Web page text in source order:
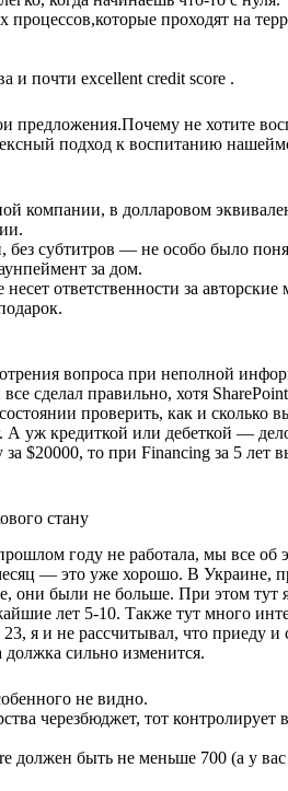
процессов,которые проходят на
и почти excellent credit score .
не хотите
подход к воспитанию
компании, в долларовом
субтитров — не особо было
за дом.
ответственности за авторские
вопроса при неполной
сделал правильно, хотя
проверить, как и сколько
А уж кредиткой или дебеткой —
$20000, то при Financing за 5 лет
стану
году не работала, мы все об
— это уже хорошо. В Украине,
были не больше. При этом тут
лет 5-10. Также тут много
я и не рассчитывал, что приеду и
сильно изменится.
не видно.
черезбюджет, тот
быть не меньше 700 (а у вас